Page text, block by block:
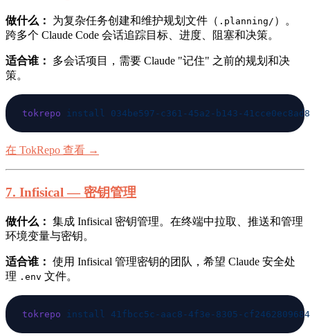
做什么： 为复杂任务创建和维护规划文件（ .planning/ ）。
跨多个 Claude Code 会话追踪目标、进度、阻塞和决策。
适合谁：
多会话项目，需要 Claude "记住" 之前的规划和决
策。
tokrepo install
在 TokRepo 查看 →
7. Infisical — 密钥管理
做什么： 集成 Infisical 密钥管理。在终端中拉取、推送和管理
环境变量与密钥。
适合谁： 使用 Infisical 管理密钥的团队，希望 Claude 安全处
理 .env 文件。
tokrepo install